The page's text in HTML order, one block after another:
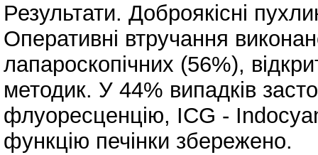
Результати. Доброякісні
Оперативні втручання
лапароскопічних (56%),
методик. У 44% випадків
флуоресценцію, ICG -
функцію печінки збережено.